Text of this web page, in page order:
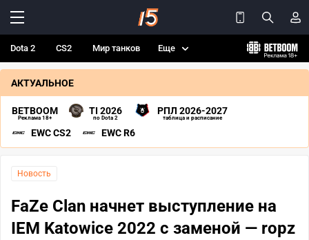
Dota 2 CS2 Мир танков Еще
АКТУАЛЬНОЕ
BETBOOM
Реклама 18+
TI 2026
по Dota 2
РПЛ 2026-2027
таблица и расписание
EWC CS2 EWC R6
Новость
FaZe Clan начнет выступление на
IEM Katowice 2022 с заменой — ropz